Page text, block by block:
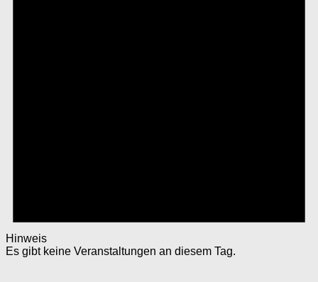
Hinweis
Es gibt keine Veranstaltungen an diesem Tag.